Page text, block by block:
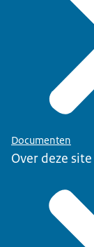
Documenten
Over deze site